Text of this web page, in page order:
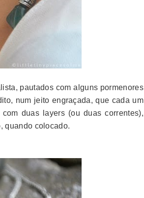
pautados com alguns pormenores
num jeito engraçada, que cada um
duas layers (ou duas correntes),
quando colocado.